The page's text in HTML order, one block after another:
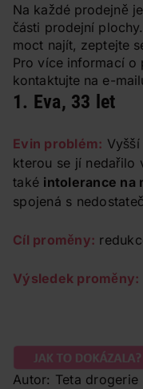
Na každé prodejně
části prodejní
moct najít, zeptejte
Pro více informací o
kontaktujte na e-
1. Eva, 33 let
Evin problém: Vyšší
kterou se jí nedařilo
také intolerance na
spojená s
Cíl proměny:
Výsledek proměny:
Autor: Teta drogerie